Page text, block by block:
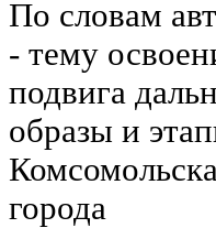
По словам
- тему
подвига
образы и
города